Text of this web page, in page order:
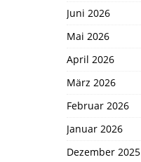
Juni 2026
Mai 2026
April 2026
März 2026
Februar 2026
Januar 2026
Dezember 2025